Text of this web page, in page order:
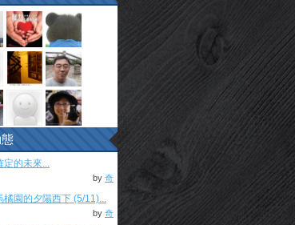
定的未來...
by 奇
橘園的夕陽西下 (5/11)...
by 奇